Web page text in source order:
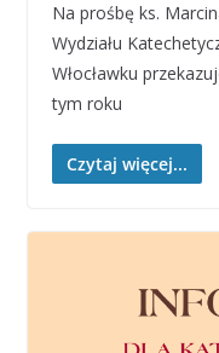
Na prośbę ks.
Wydziału
Włocławku
tym roku
Czytaj więcej...